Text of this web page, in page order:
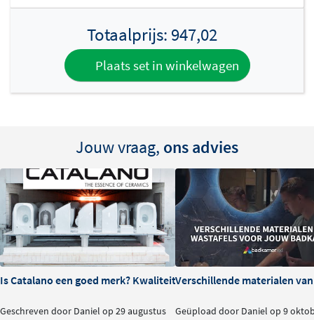
Totaalprijs: 947,02
Plaats set in winkelwagen
Jouw vraag, ons advies
Is Catalano een goed merk? Kwaliteit en ervaringen
Geschreven door Daniel op 29 augustus
Verschillende materialen
Geüpload door Daniel op 9